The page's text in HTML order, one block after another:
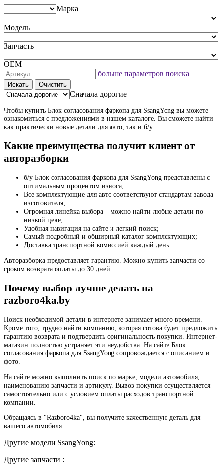
Марка
Модель
Запчасть
ОЕМ
больше параметров поиска
Искать Очистить
Сначала дорогие
Чтобы купить Блок согласования фаркопа для SsangYong вы можете
ознакомиться с предложениями в нашем каталоге. Вы сможете найти
как практически новые детали для авто, так и б/у.
Какие преимущества получит клиент от
авторазборки
б/у Блок согласования фаркопа для SsangYong представлены с
оптимальным процентом износа;
Все комплектующие для авто соответствуют стандартам завода
изготовителя;
Огромная линейка выбора – можно найти любые детали по
низкой цене;
Удобная навигация на сайте и легкий поиск;
Самый подробный и обширный каталог комплектующих;
Доставка транспортной комиссией каждый день.
Авторазборка предоставляет гарантию. Можно купить запчасти со
сроком возврата оплаты до 30 дней.
Почему выбор лучше делать на
razboro4ka.by
Поиск необходимой детали в интернете занимает много времени.
Кроме того, трудно найти компанию, которая готова будет предложить
гарантию возврата и подтвердить оригинальность покупки. Интернет-
магазин полностью устраняет эти неудобства. На сайте Блок
согласования фаркопа для SsangYong сопровождается с описанием и
фото.
На сайте можно выполнить поиск по марке, модели автомобиля,
наименованию запчасти и артикулу. Вывоз покупки осуществляется
самостоятельно или с условием оплаты расходов транспортной
компании.
Обращаясь в "Razboro4ka", вы получите качественную деталь для
вашего автомобиля.
Другие модели SsangYong:
Другие запчасти :